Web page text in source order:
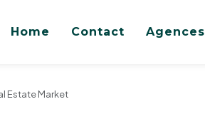
Home Contact Agences
Estate Market